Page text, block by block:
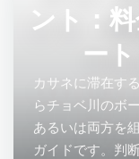
ント：
ー
カサネに滞在す
らチョベ川のボ
あるいは両方を
ガイドです。判